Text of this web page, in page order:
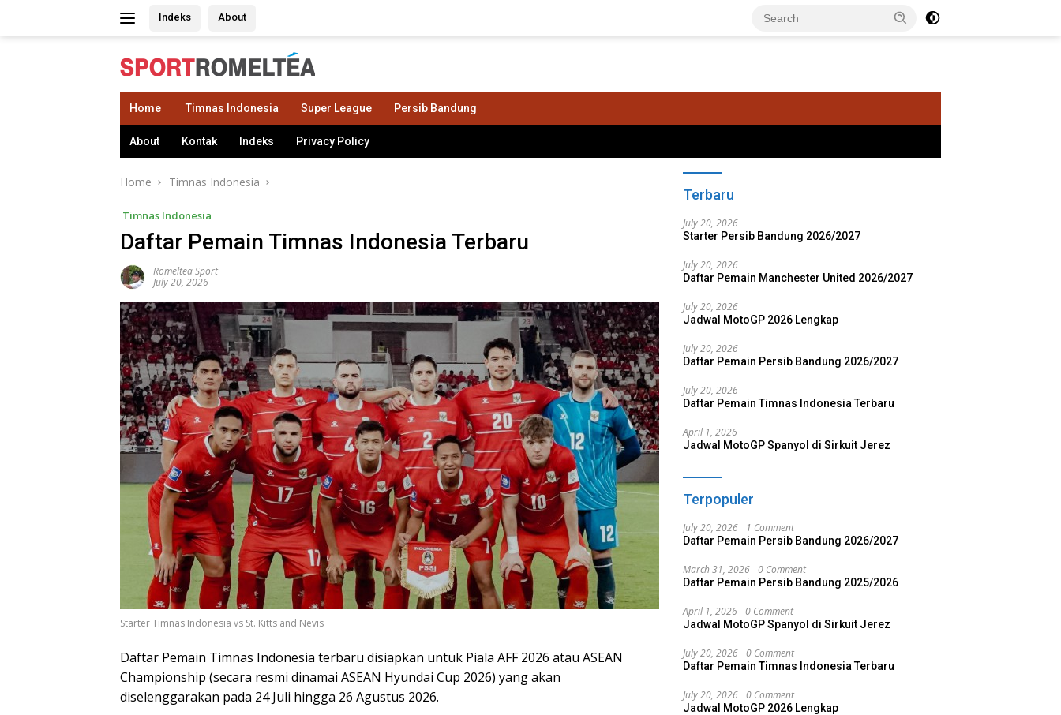
Indeks About
Home Timnas Indonesia Super League Persib Bandung
About Kontak Indeks Privacy Policy
Home Timnas Indonesia
Timnas Indonesia
Daftar Pemain Timnas Indonesia Terbaru
Romeltea Sport
July 20, 2026
Starter Timnas Indonesia vs St. Kitts and Nevis
Daftar Pemain Timnas Indonesia terbaru disiapkan untuk Piala AFF 2026 atau ASEAN
Championship (secara resmi dinamai ASEAN Hyundai Cup 2026) yang akan
diselenggarakan pada 24 Juli hingga 26 Agustus 2026.
Terbaru
July 20, 2026
Starter Persib Bandung 2026/2027
July 20, 2026
Daftar Pemain Manchester United 2026/2027
July 20, 2026
Jadwal MotoGP 2026 Lengkap
July 20, 2026
Daftar Pemain Persib Bandung 2026/2027
July 20, 2026
Daftar Pemain Timnas Indonesia Terbaru
April 1, 2026
Jadwal MotoGP Spanyol di Sirkuit Jerez
Terpopuler
July 20, 2026 1 Comment
Daftar Pemain Persib Bandung 2026/2027
March 31, 2026 0 Comment
Daftar Pemain Persib Bandung 2025/2026
April 1, 2026 0 Comment
Jadwal MotoGP Spanyol di Sirkuit Jerez
July 20, 2026 0 Comment
Daftar Pemain Timnas Indonesia Terbaru
July 20, 2026 0 Comment
Jadwal MotoGP 2026 Lengkap